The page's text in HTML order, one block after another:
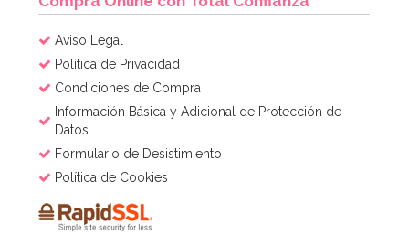
Aviso Legal
Política de Privacidad
Condiciones de Compra
Información Básica y Adicional de Protección de
Datos
Formulario de Desistimiento
Política de Cookies